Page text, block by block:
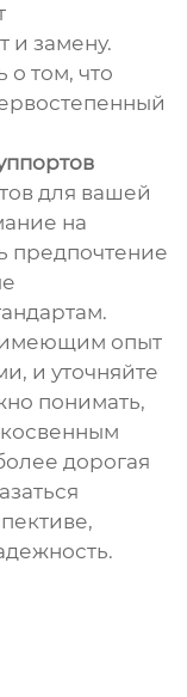
и замену.
о том, что
для вашей
на
предпочтение
имеющим опыт
и уточняйте
понимать,
косвенным
дорогая